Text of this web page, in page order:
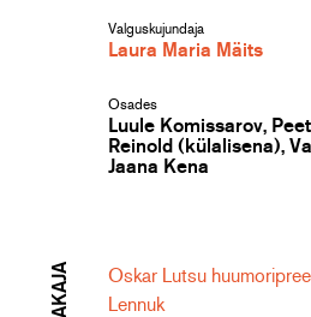
Valguskujundaja
Laura Maria Mäits
Osades
Luule Komissarov,
Reinold (külalisena),
Jaana Kena
Oskar Lutsu
Lennuk